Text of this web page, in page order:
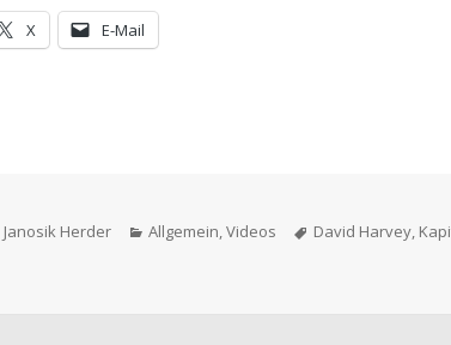
X E-Mail
Autor
Janosik Herder Kategorien
Allgemein,Videos Schlagwörter
David Harvey,